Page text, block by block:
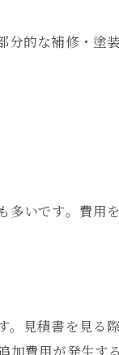
分的な補修・塗
いです。費用
。見積書を見る
加費用が発生す